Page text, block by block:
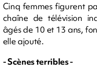
Cinq femmes figurent
chaîne de télévision
âgés de 10 et 13 ans,
elle ajouté.
- Scènes terribles -